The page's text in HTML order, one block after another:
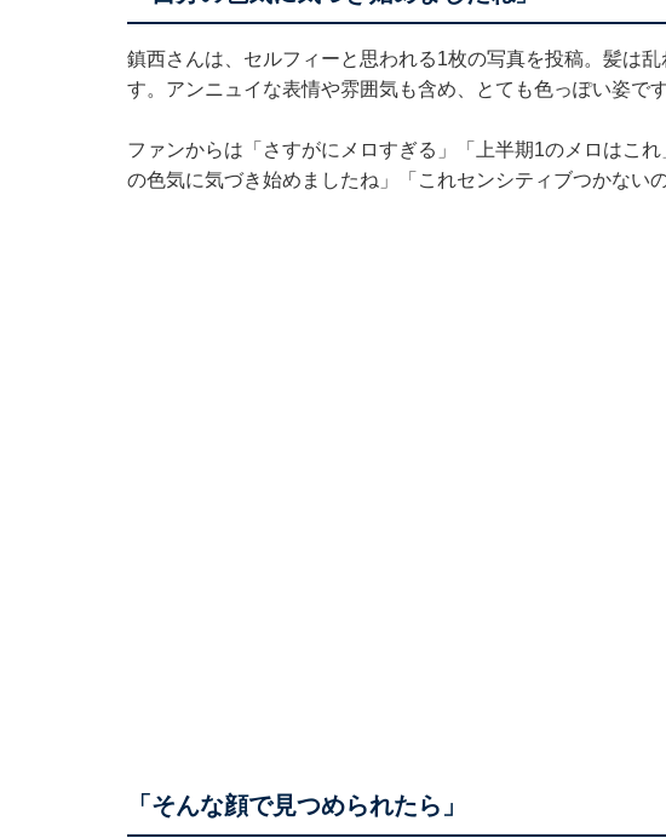
鎮西さんは、セルフィーと思われる1枚の写真を投稿。髪は
す。アンニュイな表情や雰囲気も含め、とても色っぽい姿です
ファンからは「さすがにメロすぎる」「上半期1のメロはこ
の色気に気づき始めましたね」「これセンシティブつかない
「そんな顔で見つめられたら」